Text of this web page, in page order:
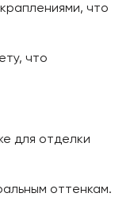
что
что
для отделки
оттенкам.